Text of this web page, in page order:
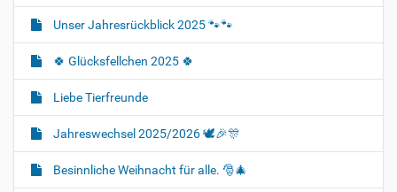
Unser Jahresrückblick 2025 🐾🐾
🍀 Glücksfellchen 2025 🍀
Liebe Tierfreunde
Jahreswechsel 2025/2026 🕊🎉🎊
Besinnliche Weihnacht für alle. 🎅🎄